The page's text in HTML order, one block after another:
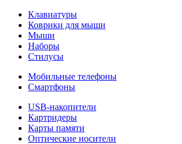
Клавиатуры
Коврики для мыши
Мыши
Наборы
Стилусы
Мобильные телефоны
Смартфоны
USB-накопители
Картридеры
Карты памяти
Оптические носители